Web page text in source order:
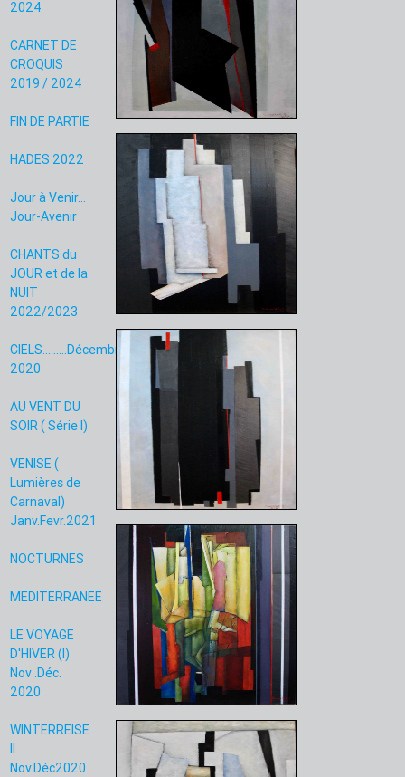
2024
CARNET DE
CROQUIS
2019 / 2024
FIN DE PARTIE
HADES 2022
Jour à Venir...
Jour-Avenir
CHANTS du
JOUR et de la
NUIT
2022/2023
CIELS.........Décembre
2020
AU VENT DU
SOIR ( Série I)
VENISE (
Lumières de
Carnaval)
Janv.Fevr.2021
NOCTURNES
MEDITERRANEE
LE VOYAGE
D'HIVER (I)
Nov .Déc.
2020
WINTERREISE
II
Nov.Déc2020